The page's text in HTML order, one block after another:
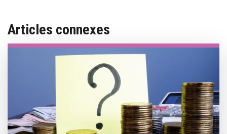
Articles connexes